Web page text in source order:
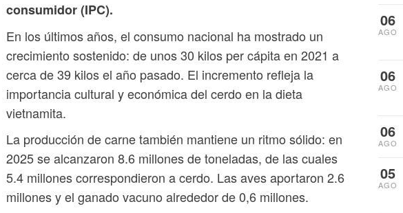
consumidor (IPC).
En los últimos años, el consumo nacional ha mostrado un
crecimiento sostenido: de unos 30 kilos per cápita en 2021 a
cerca de 39 kilos el año pasado. El incremento refleja la
importancia cultural y económica del cerdo en la dieta
vietnamita.
La producción de carne también mantiene un ritmo sólido: en
2025 se alcanzaron 8.6 millones de toneladas, de las cuales
5.4 millones correspondieron a cerdo. Las aves aportaron 2.6
millones y el ganado vacuno alrededor de 0,6 millones.
06
AGO
06
AGO
06
AGO
05
AGO